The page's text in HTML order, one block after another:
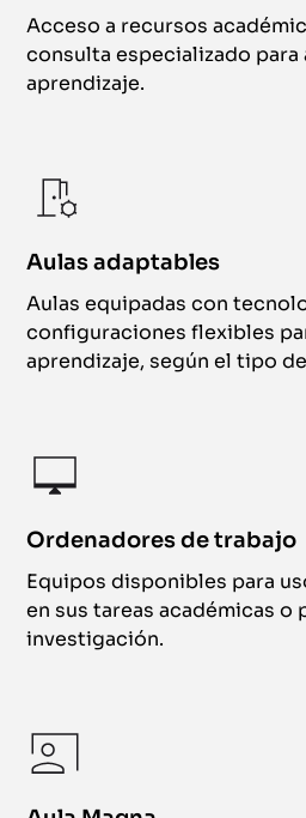
Acceso a recursos
consulta especializado para
aprendizaje.
Aulas adaptables
Aulas equipadas con
configuraciones flexibles
aprendizaje, según el tipo
Ordenadores de trabajo
Equipos disponibles para
en sus tareas académicas o
investigación.